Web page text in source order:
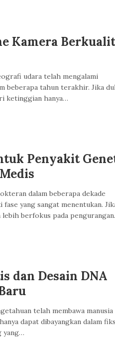
Kamera
udara telah mengalami
beberapa tahun terakhir. Jika
ketinggian hanya…
Penyakit
dalam beberapa dekade
yang sangat menentukan.
lebih berfokus pada
dan Desain DNA
telah membawa manusia
dapat dibayangkan dalam
yang…